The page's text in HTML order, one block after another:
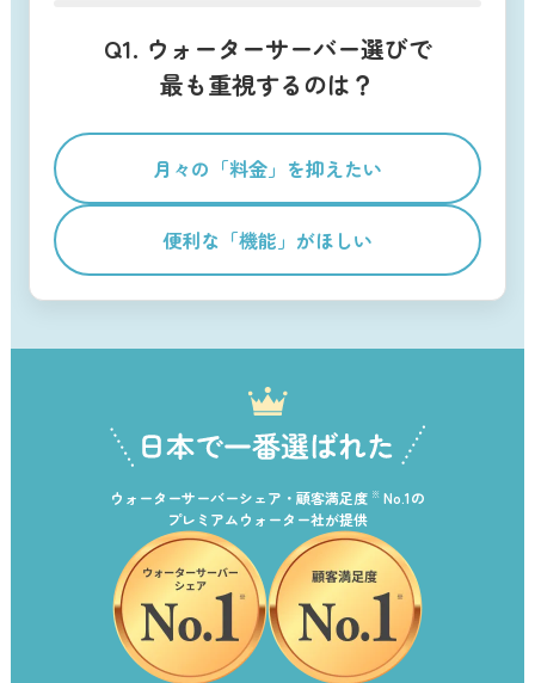
Q1. ウォーターサーバー選びで
最も重視するのは？
月々の「料金」を抑えたい
便利な「機能」がほしい
ウォーターサーバーシェア・顧客満足度 ※ No.1の
プレミアムウォーター社が提供